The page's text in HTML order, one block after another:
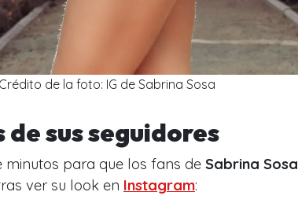
Crédito de la foto: IG de Sabrina Sosa
de sus seguidores
minutos para que los fans de Sabrina Sosa
ver su look en Instagram: